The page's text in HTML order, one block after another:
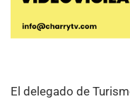
El delegado de